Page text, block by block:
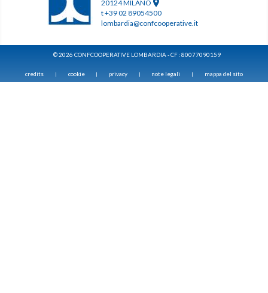
20124 MILANO
t +39 02 89054500
lombardia@confcooperative.it
© 2026 CONFCOOPERATIVE LOMBARDIA - CF : 80077090159
credits | cookie | privacy | note legali | mappa del sito